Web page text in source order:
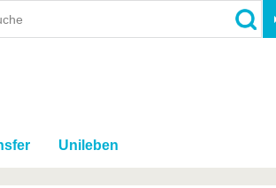
Unileben